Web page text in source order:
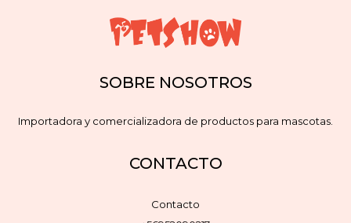
SOBRE NOSOTROS
Importadora y comercializadora de productos para mascotas.
CONTACTO
Contacto